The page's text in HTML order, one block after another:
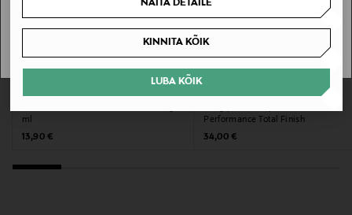
NÄITA DETAILE
KINNITA KÕIK
LUBA KÕIK
Valmistaja tootenumber
3574661027661
Tootja
TAMRO OYJ
Tootja aadress
ml
Original Price
13,90 €
Performance Total Finish
Original Price
34,00 €
SAAN ARU